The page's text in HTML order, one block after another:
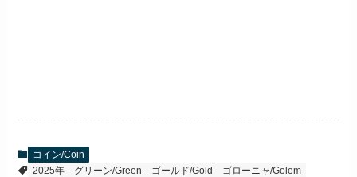
コイン/Coin
2025年
グリーン/Green ゴールド/Gold
ゴローニャ/Golem